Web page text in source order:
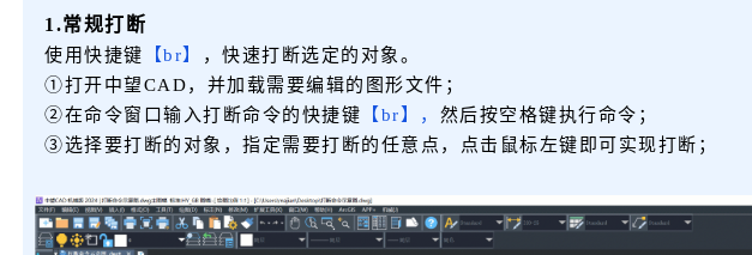
1.常规打断
使用快捷键 【br】
，快速打断选定的对象。
①打开中望CAD，并加载需要编辑的图形文件；
②在命令窗口输入打断命令的快捷键 【br】， 然后按空格键执行命令；
③选择要打断的对象，指定需要打断的任意点，点击鼠标左键即可实现打断；